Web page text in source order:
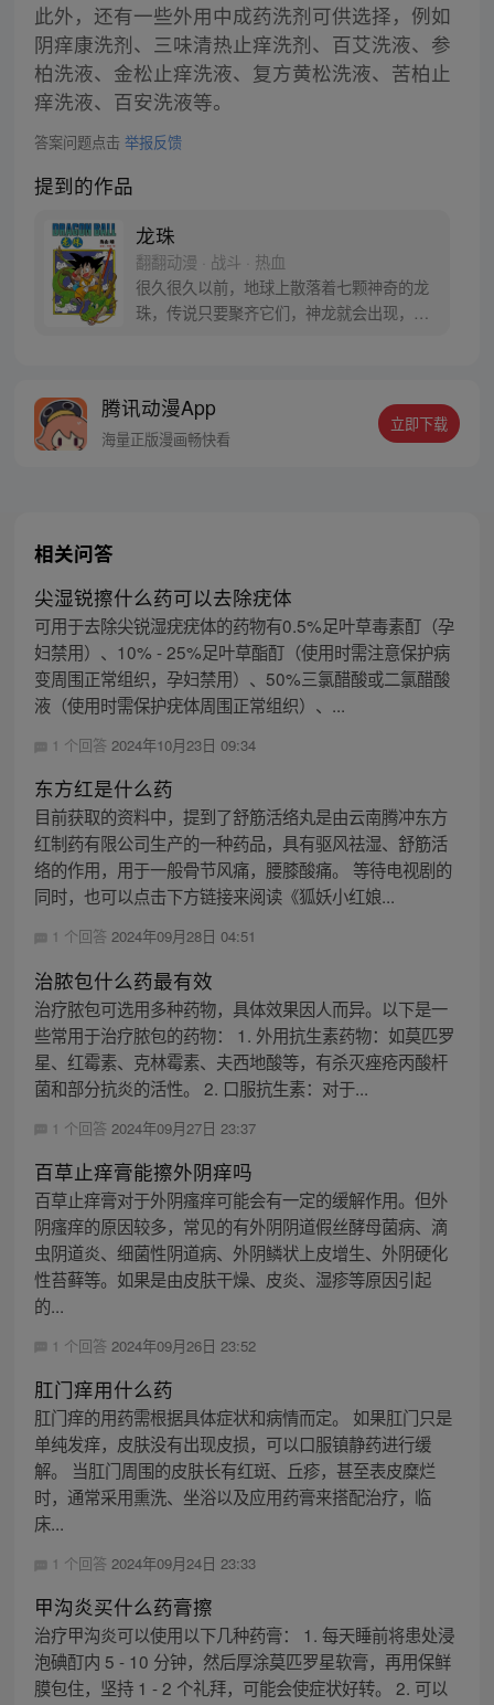
此外，还有一些外用中成药洗剂可供选择，例如
阴痒康洗剂、三味清热止痒洗剂、百艾洗液、参
柏洗液、金松止痒洗液、复方黄松洗液、苦柏止
痒洗液、百安洗液等。
答案问题点击 举报反馈
提到的作品
龙珠
翻翻动漫 · 战斗 · 热血
很久很久以前，地球上散落着七颗神奇的龙
珠，传说只要聚齐它们，神龙就会出现，并
腾讯动漫App
海量正版漫画畅快看
立即下载
相关问答
尖湿锐擦什么药可以去除疣体
可用于去除尖锐湿疣疣体的药物有0.5%足叶草毒素酊（孕
妇禁用）、10% - 25%足叶草酯酊（使用时需注意保护病
变周围正常组织，孕妇禁用）、50%三氯醋酸或二氯醋酸
液（使用时需保护疣体周围正常组织）、...
1 个回答 2024年10月23日 09:34
东方红是什么药
目前获取的资料中，提到了舒筋活络丸是由云南腾冲东方
红制药有限公司生产的一种药品，具有驱风祛湿、舒筋活
络的作用，用于一般骨节风痛，腰膝酸痛。 等待电视剧的
同时，也可以点击下方链接来阅读《狐妖小红娘...
1 个回答 2024年09月28日 04:51
治脓包什么药最有效
治疗脓包可选用多种药物，具体效果因人而异。以下是一
些常用于治疗脓包的药物： 1. 外用抗生素药物：如莫匹罗
星、红霉素、克林霉素、夫西地酸等，有杀灭痤疮丙酸杆
菌和部分抗炎的活性。 2. 口服抗生素：对于...
1 个回答 2024年09月27日 23:37
百草止痒膏能擦外阴痒吗
百草止痒膏对于外阴瘙痒可能会有一定的缓解作用。但外
阴瘙痒的原因较多，常见的有外阴阴道假丝酵母菌病、滴
虫阴道炎、细菌性阴道病、外阴鳞状上皮增生、外阴硬化
性苔藓等。如果是由皮肤干燥、皮炎、湿疹等原因引起
的...
1 个回答 2024年09月26日 23:52
肛门痒用什么药
肛门痒的用药需根据具体症状和病情而定。 如果肛门只是
单纯发痒，皮肤没有出现皮损，可以口服镇静药进行缓
解。 当肛门周围的皮肤长有红斑、丘疹，甚至表皮糜烂
时，通常采用熏洗、坐浴以及应用药膏来搭配治疗，临
床...
1 个回答 2024年09月24日 23:33
甲沟炎买什么药膏擦
治疗甲沟炎可以使用以下几种药膏： 1. 每天睡前将患处浸
泡碘酊内 5 - 10 分钟，然后厚涂莫匹罗星软膏，再用保鲜
膜包住，坚持 1 - 2 个礼拜，可能会使症状好转。 2. 可以